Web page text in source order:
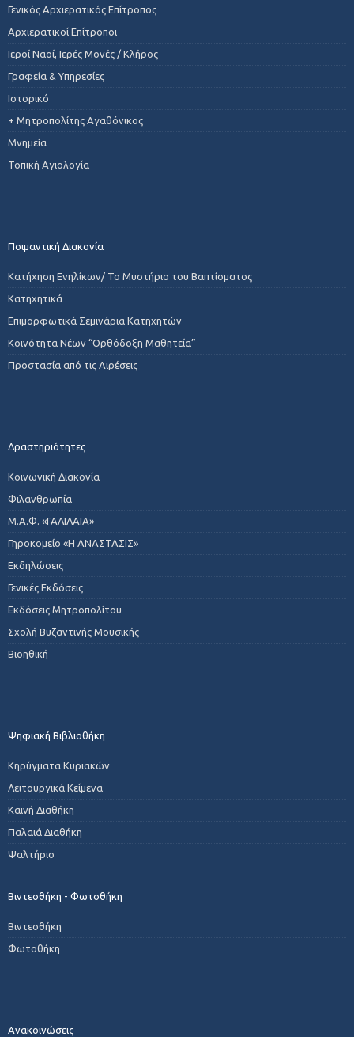
Γενικός Αρχιερατικός Επίτροπος
Αρχιερατικοί Επίτροποι
Ιεροί Ναοί, Ιερές Μονές / Κλήρος
Γραφεία & Υπηρεσίες
Ιστορικό
+ Μητροπολίτης Αγαθόνικος
Μνημεία
Τοπική Αγιολογία
Ποιμαντική Διακονία
Κατήχηση Ενηλίκων/ Το Μυστήριο του Βαπτίσματος
Κατηχητικά
Επιμορφωτικά Σεμινάρια Κατηχητών
Κοινότητα Νέων “Ορθόδοξη Μαθητεία”
Προστασία από τις Αιρέσεις
Δραστηριότητες
Κοινωνική Διακονία
Φιλανθρωπία
Μ.Α.Φ. «ΓΑΛΙΛΑΙΑ»
Γηροκομείο «Η ΑΝΑΣΤΑΣΙΣ»
Εκδηλώσεις
Γενικές Εκδόσεις
Εκδόσεις Μητροπολίτου
Σχολή Βυζαντινής Μουσικής
Βιοηθική
Ψηφιακή Βιβλιοθήκη
Κηρύγματα Κυριακών
Λειτουργικά Κείμενα
Καινή Διαθήκη
Παλαιά Διαθήκη
Ψαλτήριο
Βιντεοθήκη - Φωτοθήκη
Βιντεοθήκη
Φωτοθήκη
Ανακοινώσεις